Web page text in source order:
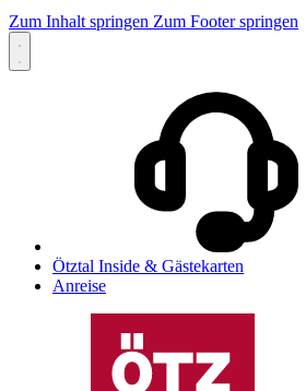
Zum Inhalt springen Zum Footer springen
Ötztal Inside & Gästekarten
Anreise